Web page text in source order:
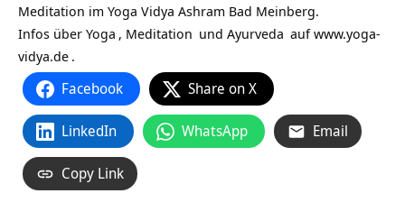
Meditation im Yoga Vidya Ashram Bad Meinberg.
Infos über Yoga , Meditation und Ayurveda aufwww.yoga-
vidya.de .
Facebook Share on X
LinkedIn WhatsApp Email
Copy Link